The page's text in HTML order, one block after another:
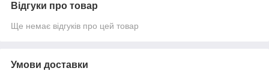
Відгуки про товар
Ще немає відгуків про цей товар
Умови доставки